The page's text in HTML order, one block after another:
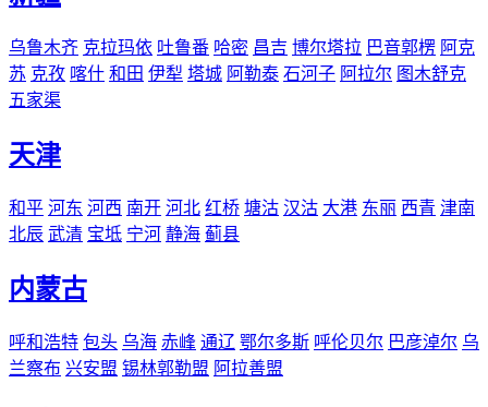
乌鲁木齐 克拉玛依 吐鲁番 哈密 昌吉 博尔塔拉 巴音郭楞 阿克
苏 克孜 喀什 和田 伊犁 塔城 阿勒泰 石河子 阿拉尔 图木舒克
五家渠
天津
和平 河东 河西 南开 河北 红桥 塘沽 汉沽 大港 东丽 西青 津南
北辰 武清 宝坻 宁河 静海 蓟县
内蒙古
呼和浩特 包头 乌海 赤峰 通辽 鄂尔多斯 呼伦贝尔 巴彦淖尔 乌
兰察布 兴安盟 锡林郭勒盟 阿拉善盟